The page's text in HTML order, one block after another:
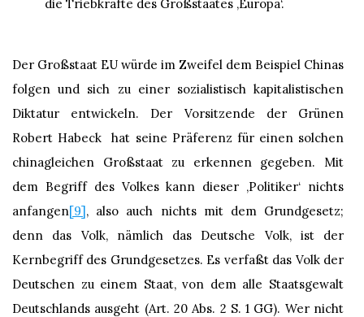
die Triebkräfte des Großstaates ‚Europa‘.
Der Großstaat EU würde im Zweifel dem Beispiel Chinas
folgen und sich zu einer sozialistisch kapitalistischen
Diktatur entwickeln. Der Vorsitzende der Grünen
Robert Habeck hat seine Präferenz für einen solchen
chinagleichen Großstaat zu erkennen gegeben. Mit
dem Begriff des Volkes kann dieser ‚Politiker‘ nichts
anfangen[9], also auch nichts mit dem Grundgesetz;
denn das Volk, nämlich das Deutsche Volk, ist der
Kernbegriff des Grundgesetzes. Es verfaßt das Volk der
Deutschen zu einem Staat, von dem alle Staatsgewalt
Deutschlands ausgeht (Art. 20 Abs. 2 S. 1 GG). Wer nicht